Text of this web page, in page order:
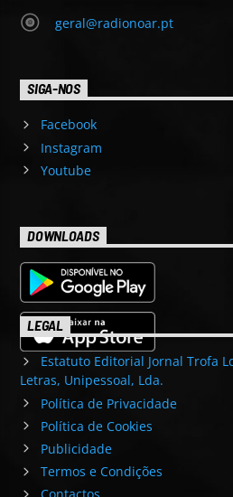
geral@radionoar.pt
SIGA-NOS
Facebook
Instagram
Youtube
DOWNLOADS
LEGAL
Estatuto Editorial Jornal Trofa
Letras, Unipessoal, Lda.
Política de Privacidade
Política de Cookies
Publicidade
Termos e Condições